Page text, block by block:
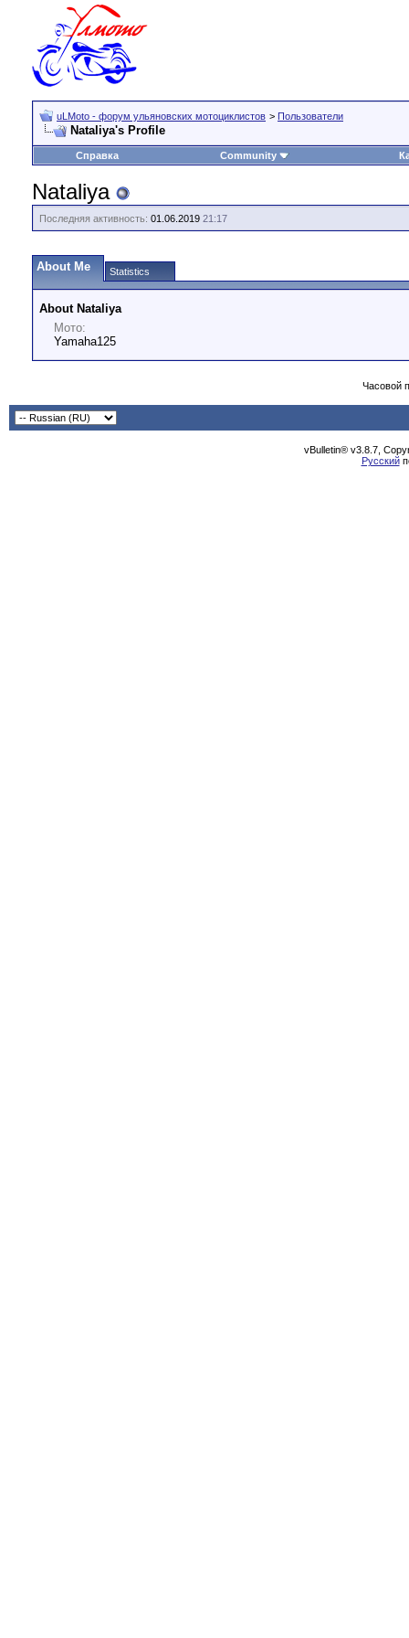
uLMoto - форум ульяновских мотоциклистов > Пользователи
Nataliya's Profile
Справка Community
Nataliya
Последняя активность: 01.06.2019 21:17
About Me Statistics
About Nataliya
Мото:
Yamaha125
Часовой
vBulletin® v3.8.7,
Русский